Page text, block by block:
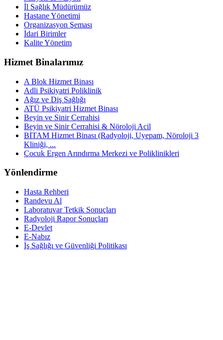
İl Sağlık Müdürümüz
Hastane Yönetimi
Organizasyon Şeması
İdari Birimler
Kalite Yönetim
Hizmet Binalarımız
A Blok Hizmet Binası
Adli Psikiyatri Poliklinik
Ağız ve Diş Sağlığı
ATÜ Psikiyatri Hizmet Binası
Beyin ve Sinir Cerrahisi
Beyin ve Sinir Cerrahisi & Nöroloji Acil
BİTAM Hizmet Binası (Radyoloji, Uyepam, Nöroloji 3
Kliniği, ...
Çocuk Ergen Arındırma Merkezi ve Poliklinikleri
Yönlendirme
Hasta Rehberi
Randevu Al
Laboratuvar Tetkik Sonuçları
Radyoloji Rapor Sonuçları
E-Devlet
E-Nabız
İş Sağlığı ve Güvenliği Politikası